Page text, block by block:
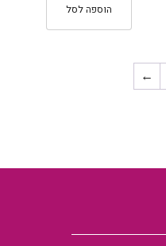
הוספה לסל
←